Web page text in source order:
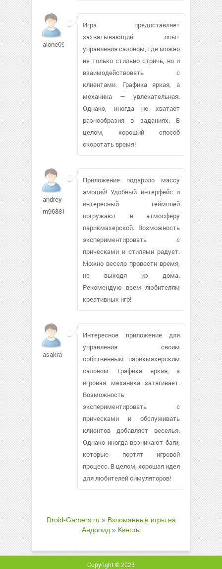
alone0909267
Игра предоставляет
захватывающий опыт
управления салоном, где можно
не только стильно стричь, но и
взаимодействовать с
клиентами. Графика яркая, а
механика — увлекательная.
Однако, иногда не хватает
разнообразия в заданиях. В
целом, хороший способ
скоротать время!
andrey-
m96881
Приложение подарило массу
эмоций! Удобный интерфейс и
интересный геймплей
погружают в атмосферу
парикмахерской. Возможность
экспериментировать с
прическами и стилями радует.
Можно весело провести время,
не выходя из дома.
Рекомендую всем любителям
креативных игр!
asakra
Интересное приложение для
управления своим
собственным парикмахерским
салоном. Графика яркая, а
игровая механика затягивает.
Возможность
экспериментировать с
прическами и обслуживать
клиентов добавляет веселья.
Однако иногда возникают баги,
которые портят игровой
процесс. В целом, хорошая идея
для любителей симуляторов!
Droid-Gamers.ru » Взломанные игры на
Андроид » Квесты
Copyright © 2023